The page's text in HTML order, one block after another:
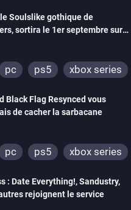
Soulslike gothique de
sortira le 1er septembre sur
pc ps5 xbox series
Black Flag Resynced vous
de cacher la sarbacane
pc ps5 xbox series
: Date Everything!, Sandustry,
rejoignent le service